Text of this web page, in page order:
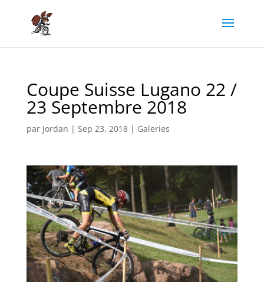
Coupe Suisse Lugano 22 /
23 Septembre 2018
par Jordan | Sep 23, 2018| Galeries